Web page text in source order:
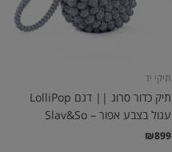
תיקי יד
תיק כדור סרוג || דגם LolliPop
עגול בצבע אפור – Slav&So
₪899